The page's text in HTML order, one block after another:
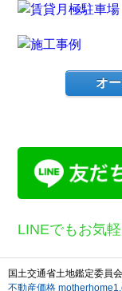
オ
LINEでもお気